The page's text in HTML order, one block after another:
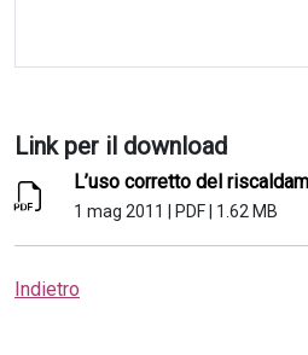
Link per il download
L’uso corretto del
1 mag 2011 PDF 1.62 MB
Indietro